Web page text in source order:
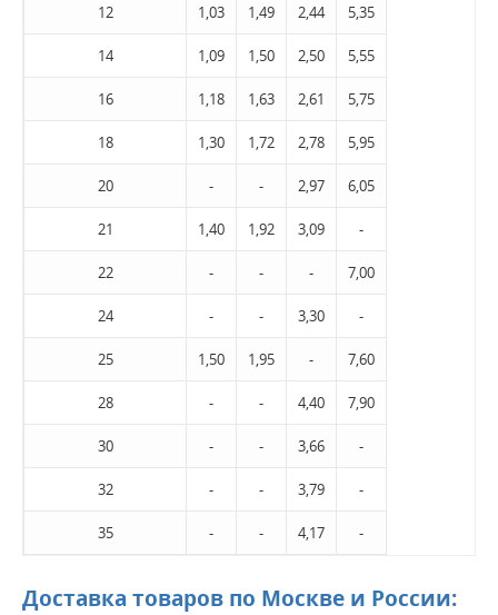
12 1,03 1,49 2,44 5,35
14 1,09 1,50 2,50 5,55
16 1,18 1,63 2,61 5,75
18 1,30 1,72 2,78 5,95
20 - - 2,97 6,05
21 1,40 1,92 3,09 -
22 - - - 7,00
24 - - 3,30 -
25 1,50 1,95 - 7,60
28 - - 4,40 7,90
30 - - 3,66 -
32 - - 3,79 -
35 - - 4,17 -
Доставка товаров по Москве и России: